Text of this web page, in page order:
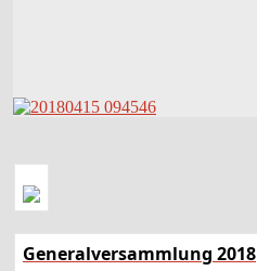
Generalversammlung 2018